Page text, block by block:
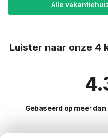
Alle
Luister naar onze 4
Gebaseerd op meer